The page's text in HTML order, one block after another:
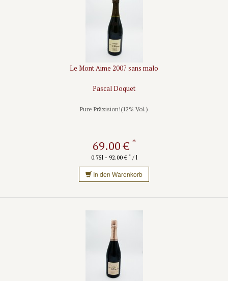
Le Mont Aime 2007 sans malo
Pascal Doquet
Pure Präzision!(12% Vol.)
69.00 € *
0.75l - 92.00 € */ l
In den Warenkorb